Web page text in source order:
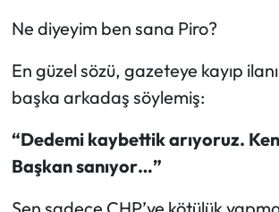
Ne diyeyim ben sana Piro?
En güzel sözü, gazeteye kayıp
başka arkadaş söylemiş:
“Dedemi kaybettik arıyoruz.
Başkan sanıyor…”